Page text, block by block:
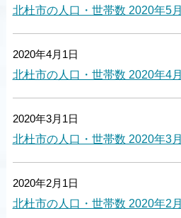
北杜市の人口・世帯数 2020年5月
2020年4月1日
北杜市の人口・世帯数 2020年4月
2020年3月1日
北杜市の人口・世帯数 2020年3月
2020年2月1日
北杜市の人口・世帯数 2020年2月